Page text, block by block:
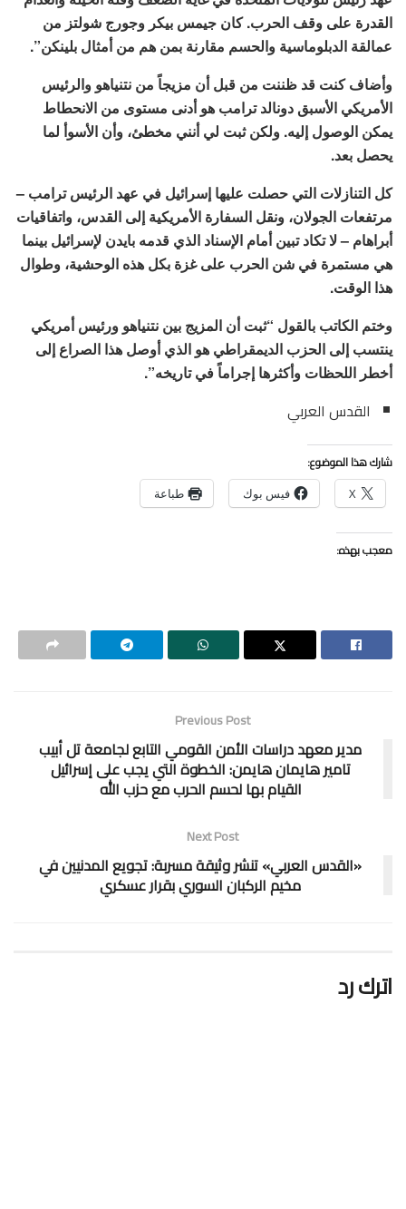
القدرة على وقف الحرب. كان جيمس بيكر وجورج شولتز من
عمالقة الدبلوماسية والحسم مقارنة بمن هم من أمثال بلينكن”.
وأضاف كنت قد ظننت من قبل أن مزيجاً من نتنياهو والرئيس
الأمريكي الأسبق دونالد ترامب هو أدنى مستوى من الانحطاط
يمكن الوصول إليه. ولكن ثبت لي أنني مخطئ، وأن الأسوأ لما
يحصل بعد.
كل التنازلات التي حصلت عليها إسرائيل في عهد الرئيس ترامب –
مرتفعات الجولان، ونقل السفارة الأمريكية إلى القدس، واتفاقيات
أبراهام – لا تكاد تبين أمام الإسناد الذي قدمه بايدن لإسرائيل بينما
هي مستمرة في شن الحرب على غزة بكل هذه الوحشية، وطوال
هذا الوقت.
وختم الكاتب بالقول “ثبت أن المزيج بين نتنياهو ورئيس أمريكي
ينتسب إلى الحزب الديمقراطي هو الذي أوصل هذا الصراع إلى
أخطر اللحظات وأكثرها إجراماً في تاريخه”.
القدس العربي
شارك هذا الموضوع:
X فيس بوك طباعة
معجب بهذه:
Previous Post
مدير معهد دراسات الأمن القومي التابع لجامعة تل أبيب
تامير هايمان هايمن: الخطوة التي يجب على إسرائيل
القيام بها لحسم الحرب مع حزب الله
Next Post
«القدس العربي» تنشر وثيقة مسربة: تجويع المدنيين في
مخيم الركبان السوري بقرار عسكري
اترك رد